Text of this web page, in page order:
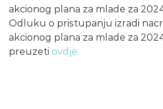
akcionog plana za mlade za
Odluku o pristupanju izradi
akcionog plana za mlade za
preuzeti ovdje.